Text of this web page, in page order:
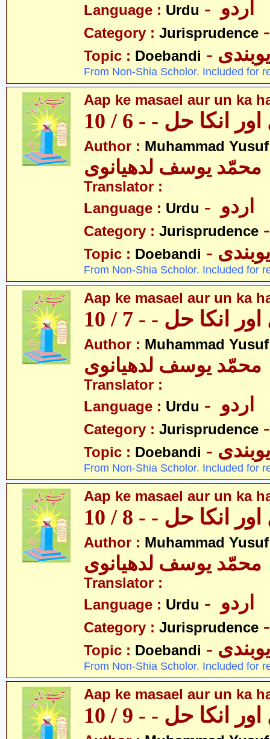
Language : Urdu
Category : Jurisprudence
Topic : Doebandi
From Non-Shia Scholor. Included for
Aap ke masael aur un ka
انکا حل - - 6 / 10
Author : Muhammad
محمّد یوسف لدھیانوی
Translator :
Language : Urdu
Category : Jurisprudence
Topic : Doebandi
From Non-Shia Scholor. Included for
Aap ke masael aur un ka
انکا حل - - 7 / 10
Author : Muhammad
محمّد یوسف لدھیانوی
Translator :
Language : Urdu
Category : Jurisprudence
Topic : Doebandi
From Non-Shia Scholor. Included for
Aap ke masael aur un ka
انکا حل - - 8 / 10
Author : Muhammad
محمّد یوسف لدھیانوی
Translator :
Language : Urdu
Category : Jurisprudence
Topic : Doebandi
From Non-Shia Scholor. Included for
Aap ke masael aur un ka
انکا حل - - 9 / 10